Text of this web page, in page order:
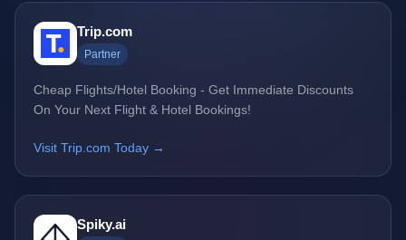
Trip.com
Partner
Cheap Flights/Hotel Booking - Get Immediate Discounts
On Your Next Flight & Hotel Bookings!
Visit Trip.com Today →
Spiky.ai